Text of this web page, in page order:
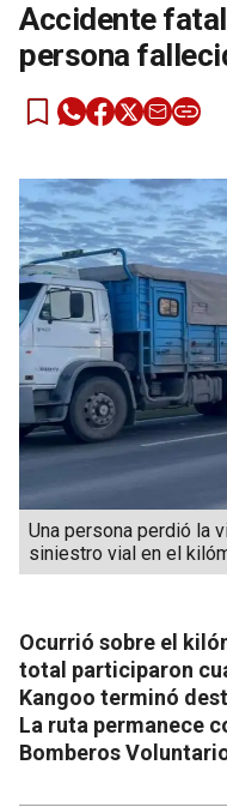
Accidente fatal
persona
Una persona perdió la
siniestro vial en el
Ocurrió sobre el
total participaron
Kangoo terminó
La ruta permanece
Bomberos